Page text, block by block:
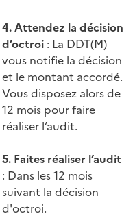
4. Attendez la décision
d’octroi : La DDT(M)
vous notifie la décision
et le montant accordé.
Vous disposez alors de
12 mois pour faire
réaliser l’audit.
5. Faites réaliser l’audit
: Dans les 12 mois
suivant la décision
d'octroi.